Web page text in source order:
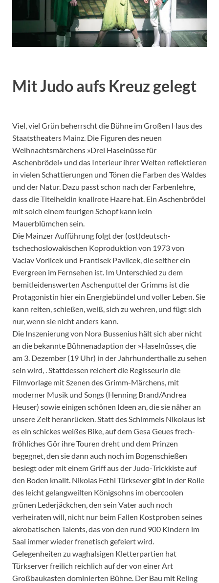
Mit Judo aufs Kreuz gelegt
Viel, viel Grün beherrscht die Bühne im Großen Haus des
Staatstheaters Mainz. Die Figuren des neuen
Weihnachtsmärchens »Drei Haselnüsse für
Aschenbrödel« und das Interieur ihrer Welten reflektieren
in vielen Schattierungen und Tönen die Farben des Waldes
und der Natur. Dazu passt schon nach der Farbenlehre,
dass die Titelheldin knallrote Haare hat. Ein Aschenbrödel
mit solch einem feurigen Schopf kann kein
Mauerblümchen sein.
Die Mainzer Aufführung folgt der (ost)deutsch-
tschechoslowakischen Koproduktion von 1973 von
Vaclav Vorlicek und Frantisek Pavlicek, die seither ein
Evergreen im Fernsehen ist. Im Unterschied zu dem
bemitleidenswerten Aschenputtel der Grimms ist die
Protagonistin hier ein Energiebündel und voller Leben. Sie
kann reiten, schießen, weiß, sich zu wehren, und fügt sich
nur, wenn sie nicht anders kann.
Die Inszenierung von Nora Bussenius hält sich aber nicht
an die bekannte Bühnenadaption der »Haselnüsse«, die
am 3. Dezember (19 Uhr) in der Jahrhunderthalle zu sehen
sein wird, . Stattdessen reichert die Regisseurin die
Filmvorlage mit Szenen des Grimm-Märchens, mit
moderner Musik und Songs (Henning Brand/Andrea
Heuser) sowie einigen schönen Ideen an, die sie näher an
unsere Zeit heranrücken. Statt des Schimmels Nikolaus ist
es ein schickes weißes Bike, auf dem Gesa Geues frech-
fröhliches Gör ihre Touren dreht und dem Prinzen
begegnet, den sie dann auch noch im Bogenschießen
besiegt oder mit einem Griff aus der Judo-Trickkiste auf
den Boden knallt. Nikolas Fethi Türksever gibt in der Rolle
des leicht gelangweilten Königsohns im obercoolen
grünen Lederjäckchen, den sein Vater auch noch
verheiraten will, nicht nur beim Fallen Kostproben seines
akrobatischen Talents, das von den rund 900 Kindern im
Saal immer wieder frenetisch gefeiert wird.
Gelegenheiten zu waghalsigen Kletterpartien hat
Türkserver freilich reichlich auf der von einer Art
Großbaukasten dominierten Bühne. Der Bau mit Reling